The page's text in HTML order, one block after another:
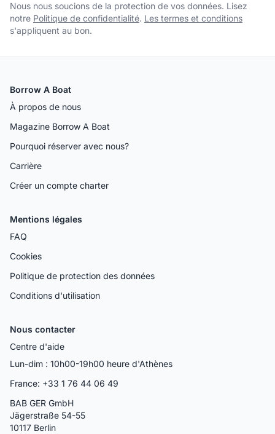
Nous nous soucions de la protection de vos données. Lisez
notre Politique de confidentialité. Les termes et conditions
s'appliquent au bon.
Borrow A Boat
À propos de nous
Magazine Borrow A Boat
Pourquoi réserver avec nous?
Carrière
Créer un compte charter
Mentions légales
FAQ
Cookies
Politique de protection des données
Conditions d'utilisation
Nous contacter
Centre d'aide
Lun-dim : 10h00-19h00 heure d'Athènes
France: +33 1 76 44 06 49
BAB GER GmbH
Jägerstraße 54-55
10117 Berlin